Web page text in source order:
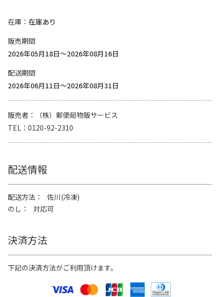
在庫
在庫あり
販売期間
2026年05月18日～2026年08月16日
配送期間
2026年06月11日～2026年08月31日
販売者
（株）郵便局物販サービス
TEL
0120-92-2310
配送情報
配送方法
佐川(冷凍)
のし
対応可
決済方法
下記の決済方法がご利用頂けます。